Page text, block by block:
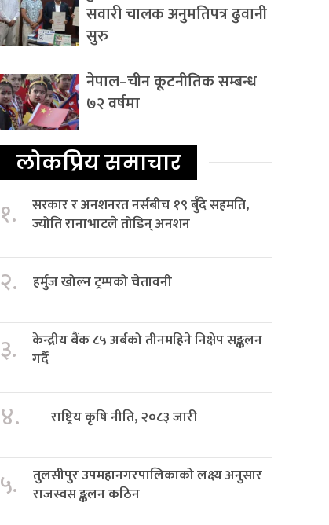
सवारी चालक अनुमतिपत्र ढुवानी
सुरु
नेपाल–चीन कूटनीतिक सम्बन्ध
७२ वर्षमा
लोकप्रिय समाचार
१.
सरकार र अनशनरत नर्सबीच १९ बुँदे सहमति,
ज्योति रानाभाटले तोडिन् अनशन
२. हर्मुज खोल्न ट्रम्पको चेतावनी
३.
केन्द्रीय बैंक ८५ अर्बको तीनमहिने निक्षेप सङ्कलन
गर्दै
४. राष्ट्रिय कृषि नीति, २०८३ जारी
५.
तुलसीपुर उपमहानगरपालिकाको लक्ष्य अनुसार
राजस्वस ङ्कलन कठिन